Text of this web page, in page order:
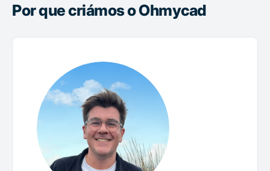
Por que criámos o Ohmycad